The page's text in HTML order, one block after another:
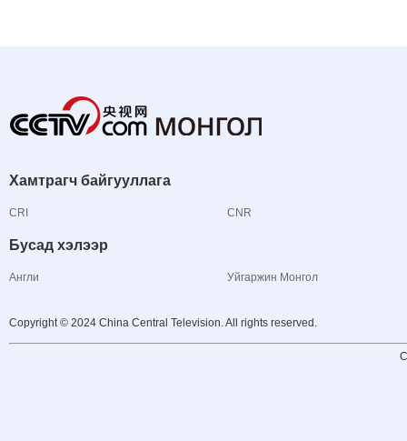
Хамтрагч байгууллага
CRI CNR
Бусад хэлээр
Англи Уйгаржин Монгол
Copyright © 2024 China Central Television. All rights reserved.